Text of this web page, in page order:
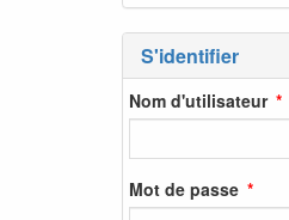
S'identifier
Nom d'utilisateur
Mot de passe